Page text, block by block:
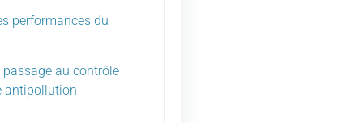
performances du
au contrôle
antipollution